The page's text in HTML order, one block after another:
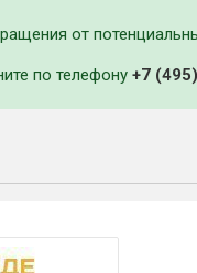
от
по телефону +7